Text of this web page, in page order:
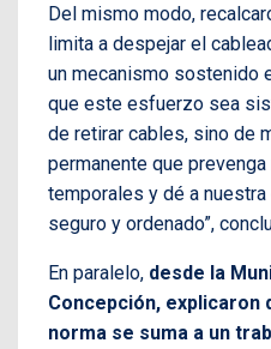
Del mismo modo,
limita a despejar el
un mecanismo sostenido
que este esfuerzo sea
de retirar cables, sino de
permanente que
temporales y dé a
seguro y ordenado”,
En paralelo, desde la
Concepción, explicaron
norma se suma a un